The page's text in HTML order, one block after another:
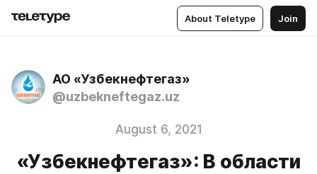
About Teletype Join
АО «Узбекнефтегаз»
@uzbekneftegaz.uz
August 6, 2021
«Узбекнефтегаз»: В области